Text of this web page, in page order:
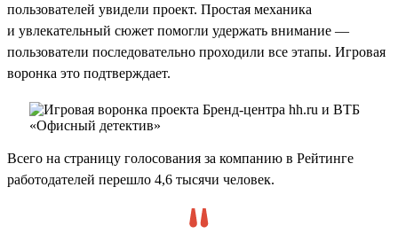
пользователей увидели проект. Простая механика
и увлекательный сюжет помогли удержать внимание —
пользователи последовательно проходили все этапы. Игровая
воронка это подтверждает.
Всего на страницу голосования за компанию в Рейтинге
работодателей перешло 4,6 тысячи человек.